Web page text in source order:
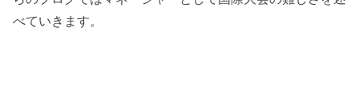
べていきます。